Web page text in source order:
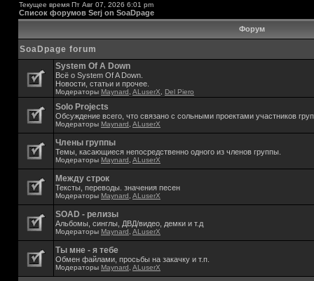
Текущее время Пт Авг 07, 2026 6:01 pm
Список форумов Serj on SoaDpage
Форум
SoaDpage forum
System Of A Down
Всё о System Of A Down.
Новости, статьи и прочее.
Модераторы Maynard ALuserX Del Piero
Solo Projects
Обсуждение всего, что связано с сольными проектами участников
Модераторы Maynard ALuserX
Члены группы
Темы, касающиеся непосредственно одного из членов группы.
Модераторы Maynard ALuserX
Между строк
Тексты, переводы. значения песен
Модераторы Maynard ALuserX
SOAD - релизы
Альбомы, синглы, ДВД/видео, демки и т.д
Модераторы Maynard ALuserX
Ты мне - я тебе
Обмен файлами, просьбы на закачку и т.п.
Модераторы Maynard ALuserX